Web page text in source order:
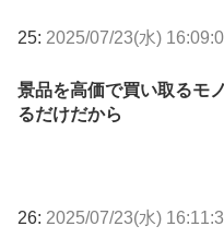
25: 2025/07/23(水)
景品を高価で買い取るモ
るだけだから
26: 2025/07/23(水)